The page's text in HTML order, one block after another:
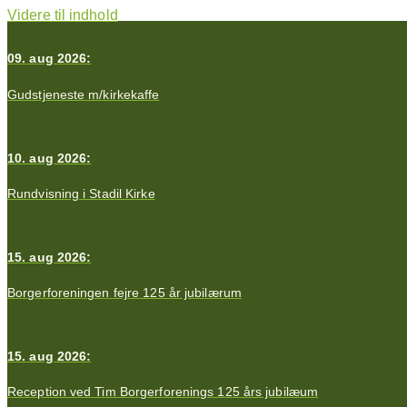
Videre til indhold
09. aug 2026:
Gudstjeneste m/kirkekaffe
10. aug 2026:
Rundvisning i Stadil Kirke
15. aug 2026:
Borgerforeningen fejre 125 år jubilærum
15. aug 2026:
Reception ved Tim Borgerforenings 125 års jubilæum